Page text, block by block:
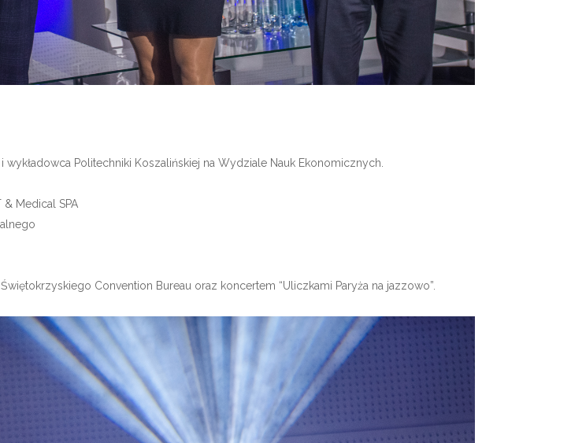
Politechniki Koszalińskiej na Wydziale Nauk Ekonomicznych.
Medical SPA
Convention Bureau oraz koncertem “Uliczkami Paryża na jazzowo”.